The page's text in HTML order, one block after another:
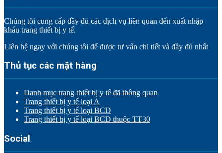
Chúng tôi cung cấp đầy đủ các dịch vụ liên quan đến xuất nhập
khẩu trang thiết bị y tế.
Liên hệ ngay với chúng tôi để được tư vấn chi tiết và đầy đủ nhất
Thủ tục các mặt hàng
Danh mục trang thiết bị y tế đã thông quan
Trang thiết bị y tế loại A
Trang thiết bị y tế loại BCD
Trang thiết bị y tế loại BCD thuộc TT30
Social